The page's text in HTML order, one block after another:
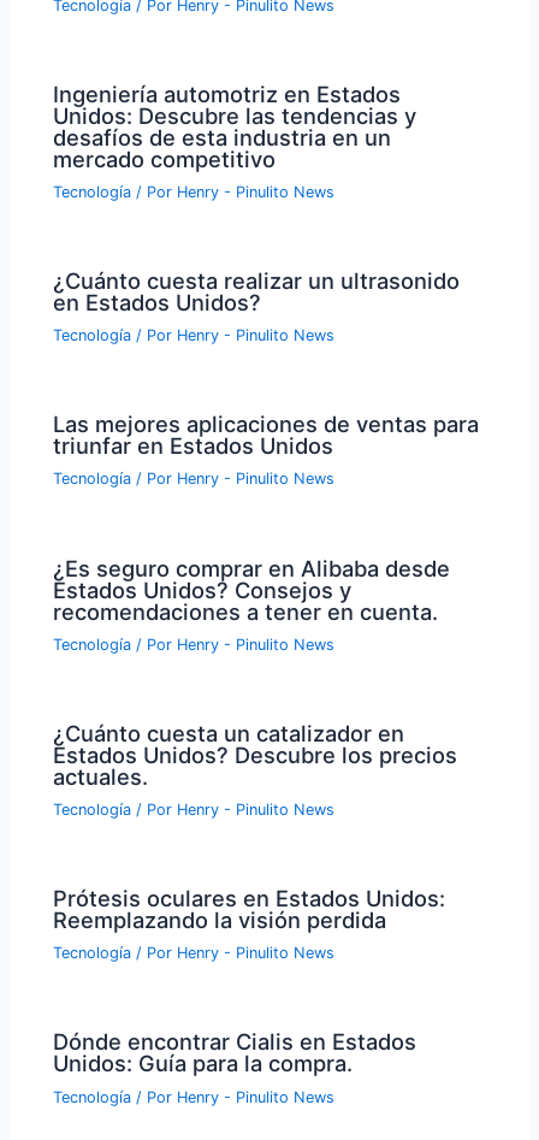
Tecnología / Por Henry - Pinulito News
Ingeniería automotriz en Estados
Unidos: Descubre las tendencias y
desafíos de esta industria en un
mercado competitivo
Tecnología / Por Henry - Pinulito News
¿Cuánto cuesta realizar un ultrasonido
en Estados Unidos?
Tecnología / Por Henry - Pinulito News
Las mejores aplicaciones de ventas para
triunfar en Estados Unidos
Tecnología / Por Henry - Pinulito News
¿Es seguro comprar en Alibaba desde
Estados Unidos? Consejos y
recomendaciones a tener en cuenta.
Tecnología / Por Henry - Pinulito News
¿Cuánto cuesta un catalizador en
Estados Unidos? Descubre los precios
actuales.
Tecnología / Por Henry - Pinulito News
Prótesis oculares en Estados Unidos:
Reemplazando la visión perdida
Tecnología / Por Henry - Pinulito News
Dónde encontrar Cialis en Estados
Unidos: Guía para la compra.
Tecnología / Por Henry - Pinulito News